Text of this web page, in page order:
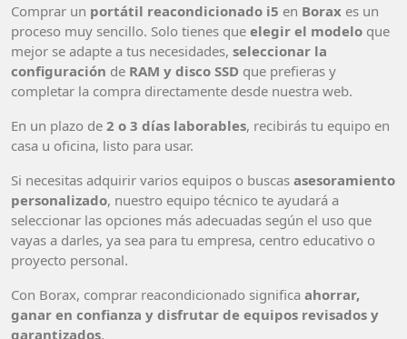
Comprar un portátil reacondicionado i5 en Borax es un
proceso muy sencillo. Solo tienes que elegir el modelo que
mejor se adapte a tus necesidades, seleccionar la
configuración de RAM y disco SSD que prefieras y
completar la compra directamente desde nuestra web.
En un plazo de 2 o 3 días laborables, recibirás tu equipo en
casa u oficina, listo para usar.
Si necesitas adquirir varios equipos o buscas asesoramiento
personalizado, nuestro equipo técnico te ayudará a
seleccionar las opciones más adecuadas según el uso que
vayas a darles, ya sea para tu empresa, centro educativo o
proyecto personal.
Con Borax, comprar reacondicionado significa ahorrar,
ganar en confianza y disfrutar de equipos revisados y
garantizados.